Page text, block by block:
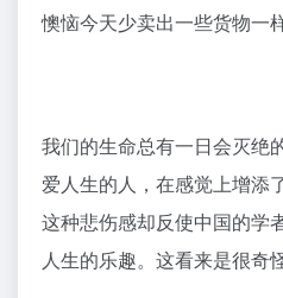
懊恼今天少卖出一些货物一样
我们的生命总有一日会灭绝
爱人生的人，在感觉上增添
这种悲伤感却反使中国的学
人生的乐趣。这看来是很奇